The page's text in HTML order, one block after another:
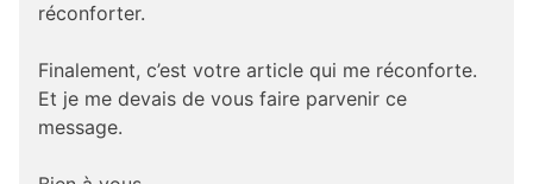
réconforter.
Finalement, c’est votre article qui me réconforte.
Et je me devais de vous faire parvenir ce
message.